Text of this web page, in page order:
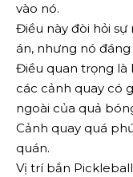
vào nó.
Điều này đòi hỏi
án, nhưng nó
Điều quan trọng là
các cảnh quay có
ngoài của quả
Cảnh quay quá
quán.
Vị trí bắn